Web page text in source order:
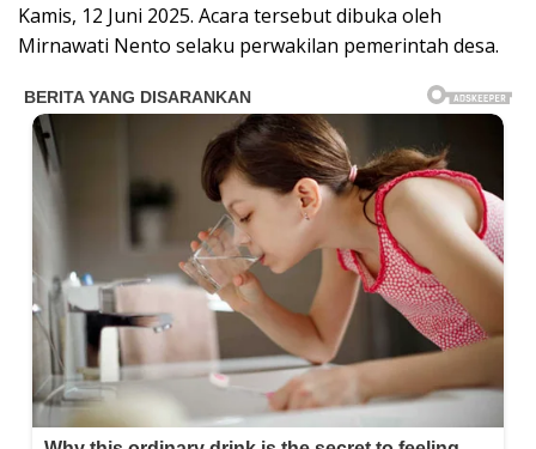
Kamis, 12 Juni 2025. Acara tersebut dibuka oleh
Mirnawati Nento selaku perwakilan pemerintah desa.